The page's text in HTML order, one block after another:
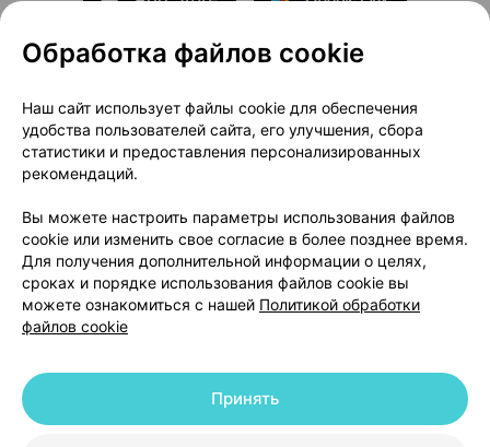
О проекте
Новости проекта
Размещение рекламы
Медицинский маркетинг
Публичный договор
Доставка
Способы оплаты
Вакансии
Партнеры
Написать руководителю 103.by
Написать в поддержку
Персональные настройки Cookie
© 2026 ООО «Артокс Лаб», УНП 191700409 | 220012, Республика Беларусь,
Обработка файлов cookie
Наш сайт использует файлы cookie для обеспечения
удобства пользователей сайта, его улучшения, сбора
статистики и предоставления персонализированных
рекомендаций.
Вы можете настроить параметры использования файлов
cookie или изменить свое согласие в более позднее время.
Для получения дополнительной информации о целях,
сроках и порядке использования файлов cookie вы
можете ознакомиться с нашей Политикой обработки
файлов cookie
Принять